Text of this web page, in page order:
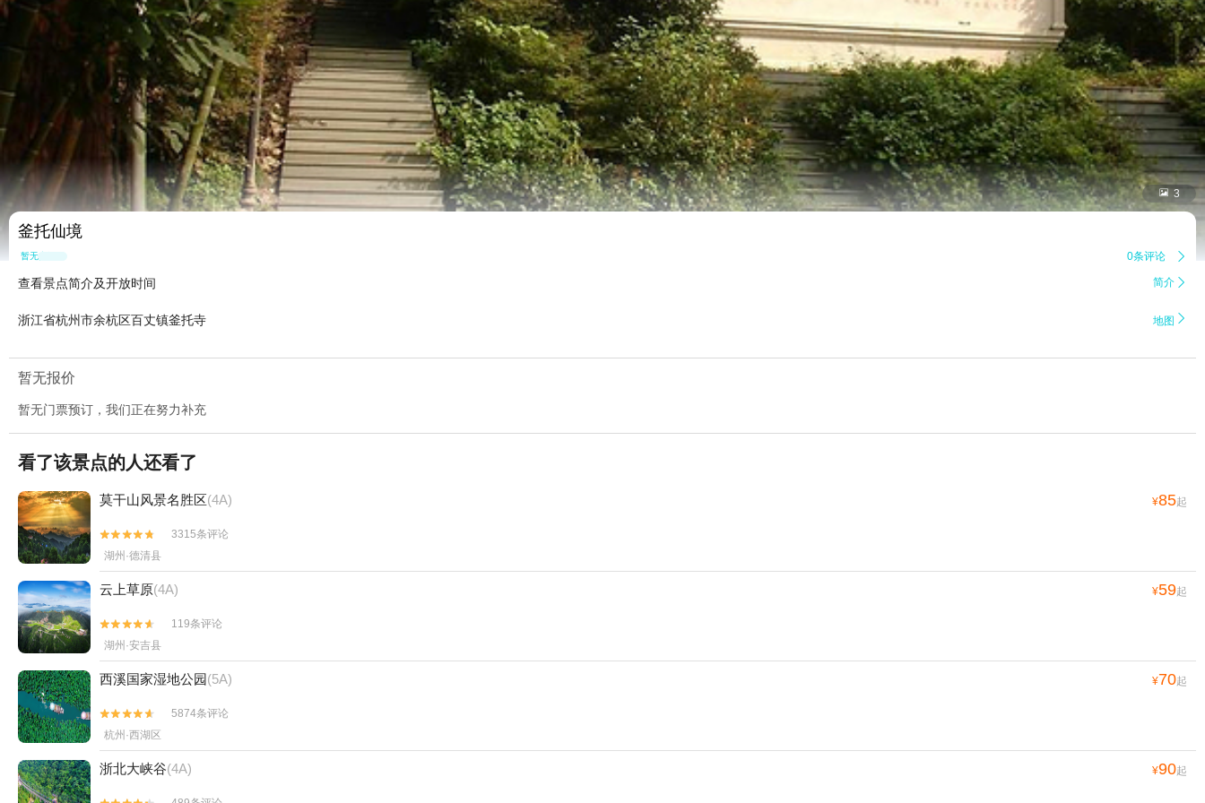
 3
釜托仙境
暂无点评 0条评论 
查看景点简介及开放时间 简介 
浙江省杭州市余杭区百丈镇釜托寺 地图 
暂无报价
暂无门票预订，我们正在努力补充
看了该景点的人还看了
莫干山风景名胜区(4A) ¥85起


3315条评论
湖州·德清县
云上草原(4A) ¥59起


119条评论
湖州·安吉县
西溪国家湿地公园(5A) ¥70起


5874条评论
杭州·西湖区
浙北大峡谷(4A) ¥90起